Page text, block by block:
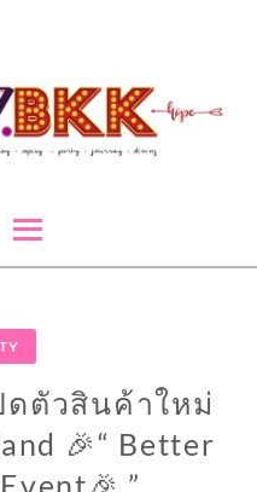
ดตัวสินค้าใหม่
🎉“ Better
”